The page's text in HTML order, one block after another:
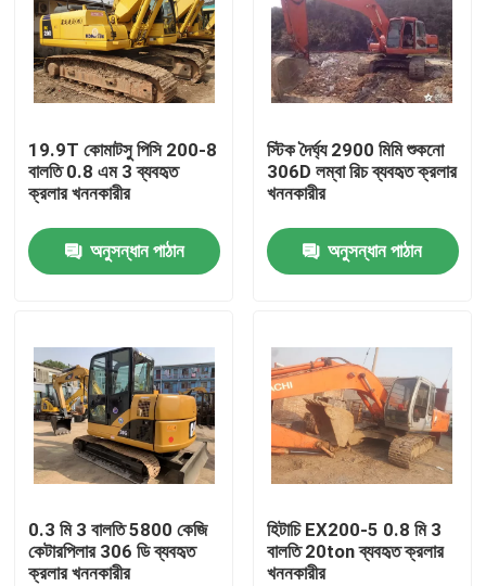
পণ্য
আমাদের সম্পর্কে
কারখানা ভ্রমণ
19.9T কোমাটসু পিসি 200-8
বালতি 0.8 এম 3 ব্যবহৃত
ক্রলার খননকারীর
অনুসন্ধান পাঠান
স্টিক দৈর্ঘ্য 2900 মিমি শুকনো
306D লম্বা রিচ ব্যবহৃত ক্রলার
খননকারীর
অনুসন্ধান পাঠান
0.3 মি 3 বালতি 5800 কেজি
কেটারপিলার 306 ডি ব্যবহৃত
ক্রলার খননকারীর
হিটাচি EX200-5 0.8 মি 3
বালতি 20ton ব্যবহৃত ক্রলার
খননকারীর